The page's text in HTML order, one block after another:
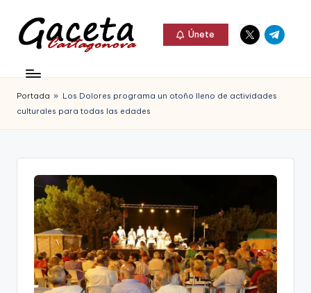
Saltar
contenido
c
e
t
Gaceta
Cartagonova,
La
que
informa
Cartagena,
Únete
Elemento
del
Elemento
del
Portada » Los Dolores programa un otoño lleno de actividades
culturales para todas las edades